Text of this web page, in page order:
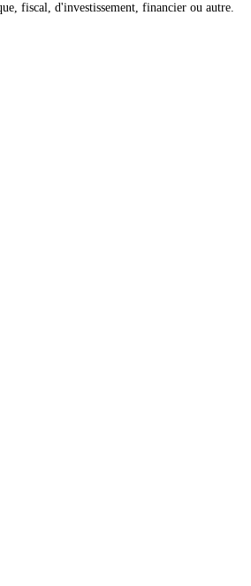
fiscal, d'investissement, financier ou autre.